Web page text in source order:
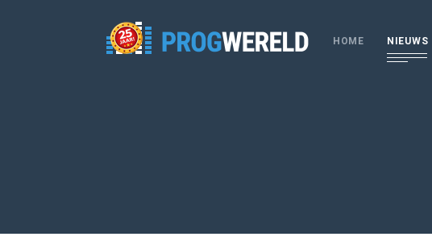
HOME NIEUWS